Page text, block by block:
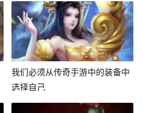
我们必须从传奇手游中的装备中
选择自己